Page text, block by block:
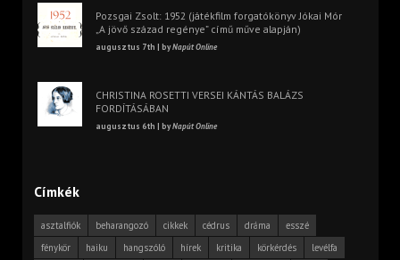
Pozsgai Zsolt: 1952 (játékfilm forgatókönyv Jókai Mór
„A jövő század regénye” című műve alapján)
augusztus 7th | byNapút Online
CHRISTINA ROSETTI VERSEI KÁNTÁS BALÁZS
FORDÍTÁSÁBAN
augusztus 6th | byNapút Online
Címkék
asztalfiók beharangozó cikkek cédrus dráma
esszé
fénykör
haiku hangszóló hírek kritika körkérdés
levélfa